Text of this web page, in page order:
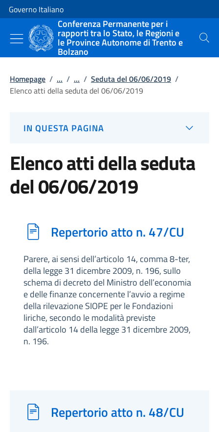
Vai al contenuto
Vai alla navigazione del sito
Governo Italiano
Conferenza Permanente per i
rapporti tra lo Stato, le Regioni e
le Province Autonome di Trento e
Bolzano
Cerca
Homepage / ... / ... / Seduta del 06/06/2019 /
Elenco atti della seduta del 06/06/2019
IN QUESTA PAGINA
Elenco atti della seduta
del 06/06/2019
Repertorio atto n. 47/CU
Parere, ai sensi dell’articolo 14, comma 8-ter,
della legge 31 dicembre 2009, n. 196, sullo
schema di decreto del Ministro dell’economia
e delle finanze concernente l’avvio a regime
della rilevazione SIOPE per le Fondazioni
liriche, secondo le modalità previste
dall’articolo 14 della legge 31 dicembre 2009,
n. 196.
Repertorio atto n. 48/CU